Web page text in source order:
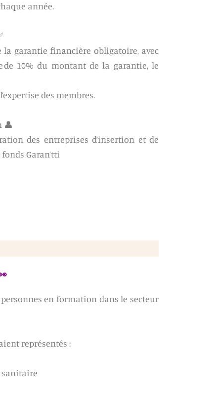
année.
garantie financière obligatoire, avec
10% du montant de la garantie, le
des membres.
👤
des entreprises d’insertion et de
Garan’tti
en formation dans le secteur
représentés :
sanitaire